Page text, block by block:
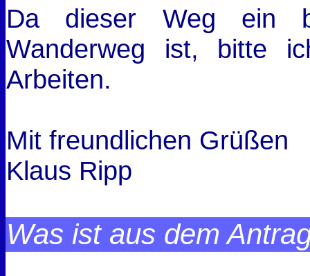
Da dieser Weg ein
Wanderweg ist, bitte
Arbeiten.
Mit freundlichen Grüßen
Klaus Ripp
Was ist aus dem